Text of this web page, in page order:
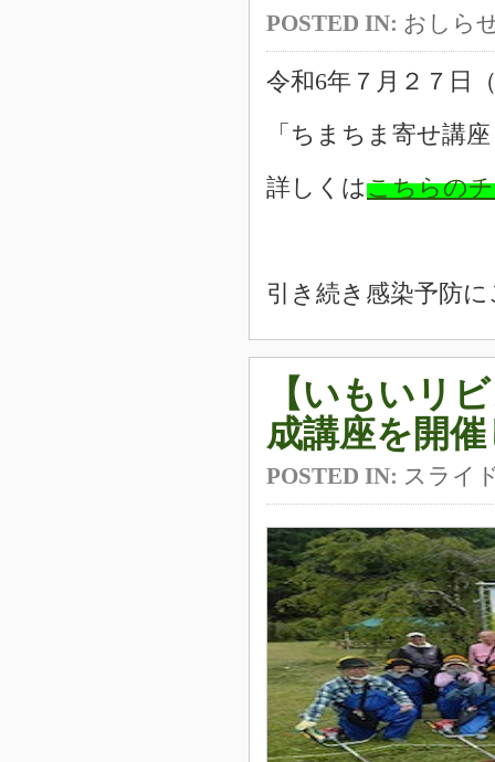
POSTED IN: おしら
令和6年７月２７日
「ちまちま寄せ講
詳しくはこちらの
引き続き感染予防
【いもいリ
成講座を開
POSTED IN: スライ